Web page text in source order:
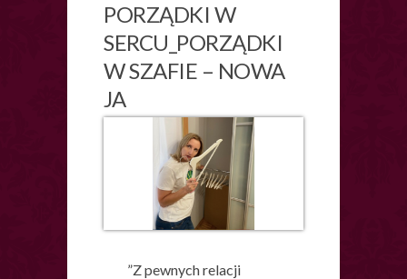
PORZĄDKI W
SERCU_PORZĄDKI
W SZAFIE – NOWA
JA
”Z pewnych relacji